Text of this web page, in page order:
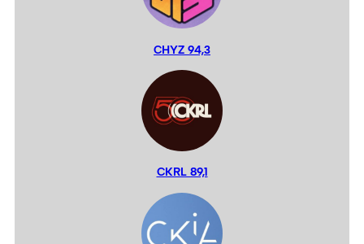
CHYZ 94,3
CKRL 89,1